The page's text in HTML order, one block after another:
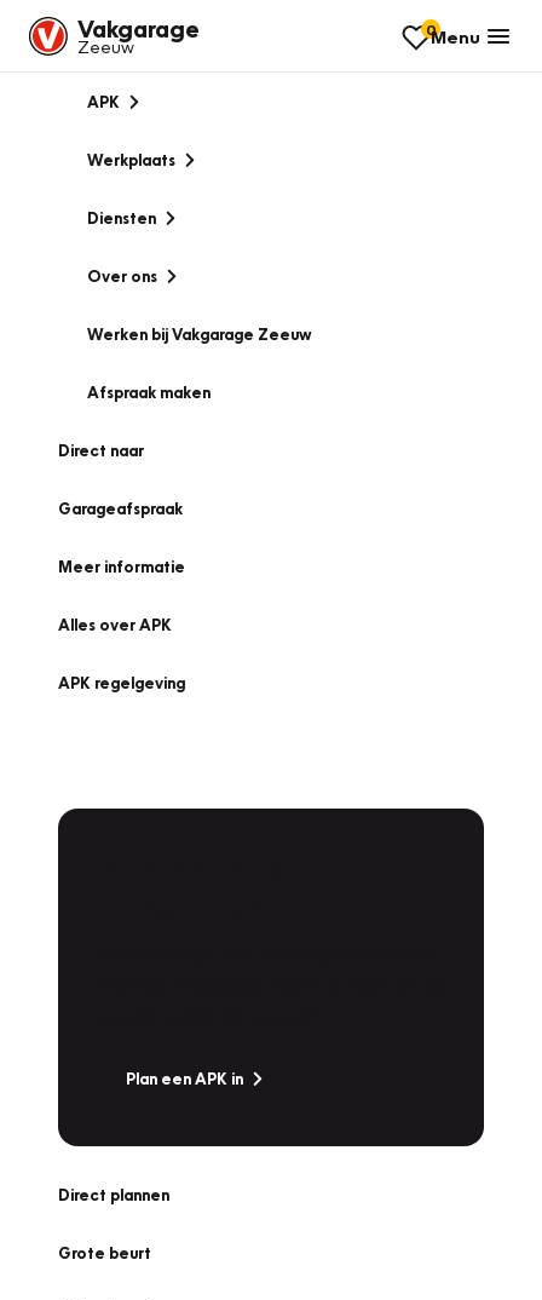
Vakgarage
Zeeuw
0Menu
APK
Werkplaats
Diensten
Over ons
Werken bij Vakgarage Zeeuw
Afspraak maken
Direct naar
Garageafspraak
Meer informatie
Alles over APK
APK regelgeving
Plan een APK in
Direct plannen
Grote beurt